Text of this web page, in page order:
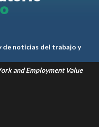
de noticias del trabajo y
and Employment Value